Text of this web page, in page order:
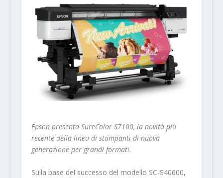
Epson presenta SureColor S7100, la novità più
recente della linea di stampanti di nuova
generazione per grandi formati.
Sulla base del successo del modello SC-S40600,